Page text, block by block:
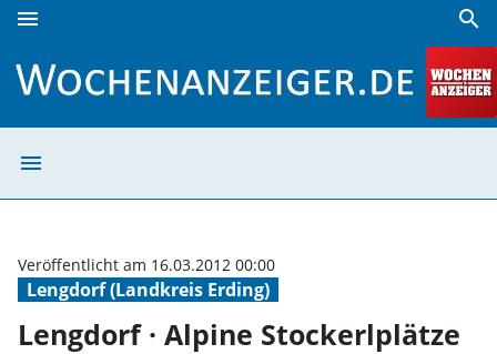
menu search
menu
Lengdorf (Landkreis Erding)
Veröffentlicht am 16.03.2012 00:00
Lengdorf · Alpine Stockerlplätze